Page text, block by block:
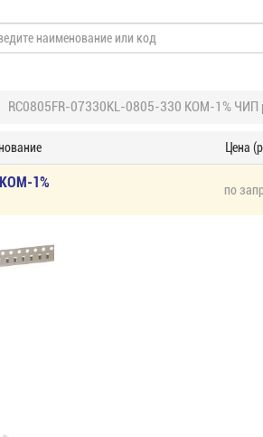
RC0805FR-07330KL-0805-330 КОМ-1% ЧИП
Цена
1%
по